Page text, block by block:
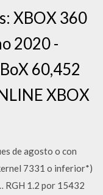
XBOX 360
2020 -
60,452
XBOX
de agosto o con
7331 o inferior*)
RGH 1.2 por 15432